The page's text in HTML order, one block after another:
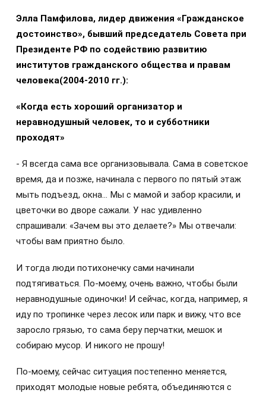
Элла Памфилова, лидер движения «Гражданское
достоинство», бывший председатель Совета при
Президенте РФ по содействию развитию
институтов гражданского общества и правам
человека(2004-2010 гг.):
«Когда есть хороший организатор и
неравнодушный человек, то и субботники
проходят»
- Я всегда сама все организовывала. Сама в советское
время, да и позже, начинала с первого по пятый этаж
мыть подъезд, окна… Мы с мамой и забор красили, и
цветочки во дворе сажали. У нас удивленно
спрашивали: «Зачем вы это делаете?» Мы отвечали:
чтобы вам приятно было.
И тогда люди потихонечку сами начинали
подтягиваться. По-моему, очень важно, чтобы были
неравнодушные одиночки! И сейчас, когда, например, я
иду по тропинке через лесок или парк и вижу, что все
заросло грязью, то сама беру перчатки, мешок и
собираю мусор. И никого не прошу!
По-моему, сейчас ситуация постепенно меняется,
приходят молодые новые ребята, объединяются с